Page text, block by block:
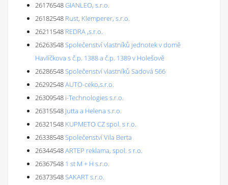
26176548GIANLEO, s.r.o.
26182548 Rust, Klemperer, s.r.o.
26211548 REDRA ,s.r.o.
26263548Společenství vlastníků jednotek v domě
Havlíčkova s č.p. 1388 a č.p. 1389 v Holešově
26286548Společenství vlastníků Sadová 566
26292548AUTO-ceko,s.r.o.
26309548 i-Technologies s.r.o.
26315548 Jutta a Helena s.r.o.
26321548 KUPMETO CZ spol. s r.o.
26338548Společenství Vila Berta
26344548ARTEP reklama, spol. s r.o.
26367548 1 st M + H s.r.o.
26373548SAKART s.r.o.